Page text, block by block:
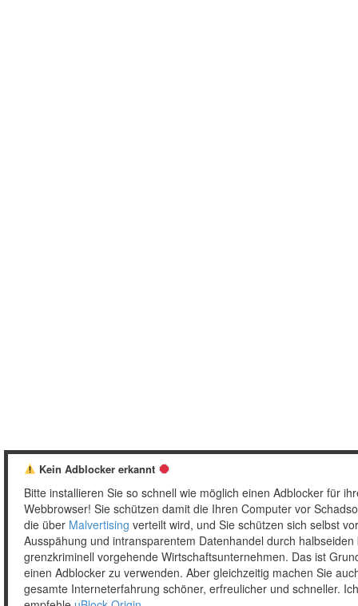
Kein Adblocker erkannt
Bitte installieren Sie so schnell wie möglich einen Adblocker für
Webbrowser! Sie schützen damit die Ihren Computer vor
die über Malvertising verteilt wird, und Sie schützen sich selbst vor
Ausspähung und intransparentem Datenhandel durch halbseiden
grenzkriminell vorgehende Wirtschaftsunternehmen. Das ist
einen Adblocker zu verwenden. Aber gleichzeitig machen Sie
gesamte Interneterfahrung schöner, erfreulicher und schneller. Ich